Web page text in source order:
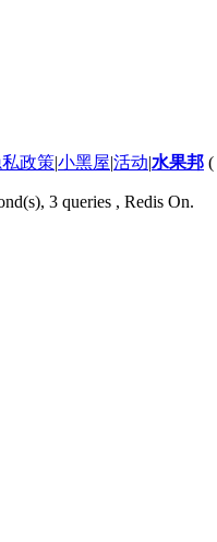
私政策|小黑屋|活动|水果邦 (
3 queries , Redis On.